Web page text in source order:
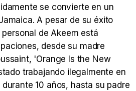
se convierte en un
A pesar de su éxito
de Akeem está
desde su madre
'Orange Is the New
trabajando ilegalmente en
durante 10 años, hasta su padre